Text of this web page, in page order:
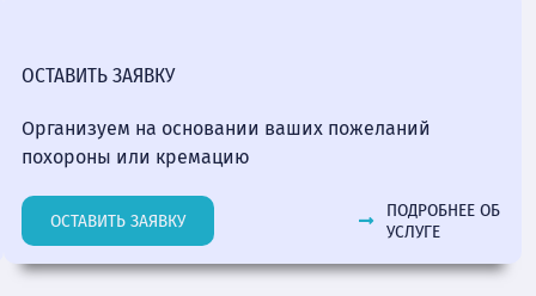
ОСТАВИТЬ ЗАЯВКУ
Организуем на основании ваших пожеланий
похороны или кремацию
ОСТАВИТЬ ЗАЯВКУ
ПОДРОБНЕЕ ОБ
УСЛУГЕ